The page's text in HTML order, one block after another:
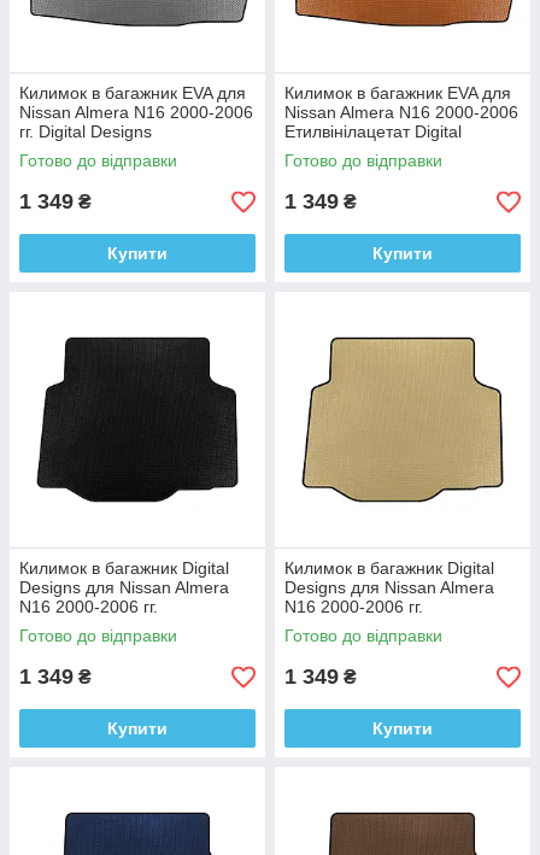
Килимок в багажник EVA для
Nissan Almera N16 2000-2006
гг. Digital Designs
Этилвинилацетат
Готово до відправки
1 349 ₴
Купити
Килимок в багажник EVA для
Nissan Almera N16 2000-2006
Етилвінілацетат Digital
Designs
Готово до відправки
1 349 ₴
Купити
Килимок в багажник Digital
Designs для Nissan Almera
N16 2000-2006 гг.
Этилвинилацетат
Готово до відправки
1 349 ₴
Купити
Килимок в багажник Digital
Designs для Nissan Almera
N16 2000-2006 гг.
Этилвинилацетат
Готово до відправки
1 349 ₴
Купити